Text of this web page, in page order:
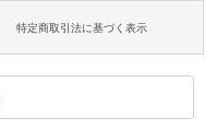
特定商取引法に基づく表示